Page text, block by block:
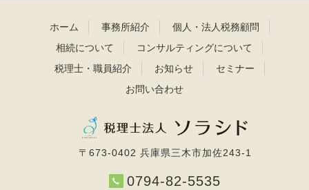
ホーム 事務所紹介
個人・法人税務顧問
相続について
コンサルティングについて
税理士・職員紹介
お知らせ
セミナー
お問い合わせ
〒673-0402 兵庫県三木市加佐243-1
0794-82-5535